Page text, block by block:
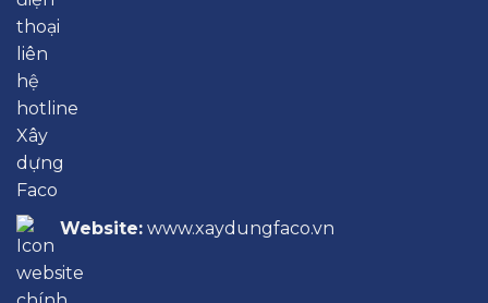
Website: www.xaydungfaco.vn